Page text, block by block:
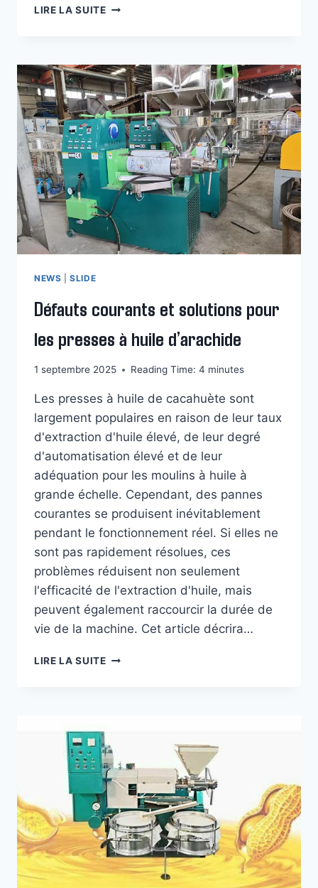
LIRE LA SUITEHOW
COSTS
IN
PALM
OIL
PROCESSING?
NEWS |SLIDE
Défauts courants et solutions pour
les presses à huile d’arachide
1 septembre 2025 Reading Time: 4 minutes
Les presses à huile de cacahuète sont
largement populaires en raison de leur taux
d'extraction d'huile élevé, de leur degré
d'automatisation élevé et de leur
adéquation pour les moulins à huile à
grande échelle. Cependant, des pannes
courantes se produisent inévitablement
pendant le fonctionnement réel. Si elles ne
sont pas rapidement résolues, ces
problèmes réduisent non seulement
l'efficacité de l'extraction d'huile, mais
peuvent également raccourcir la durée de
vie de la machine. Cet article décrira…
LIRE LA SUITEDÉFAUTS
PRESSES
À
HUILE
D’ARACHIDE